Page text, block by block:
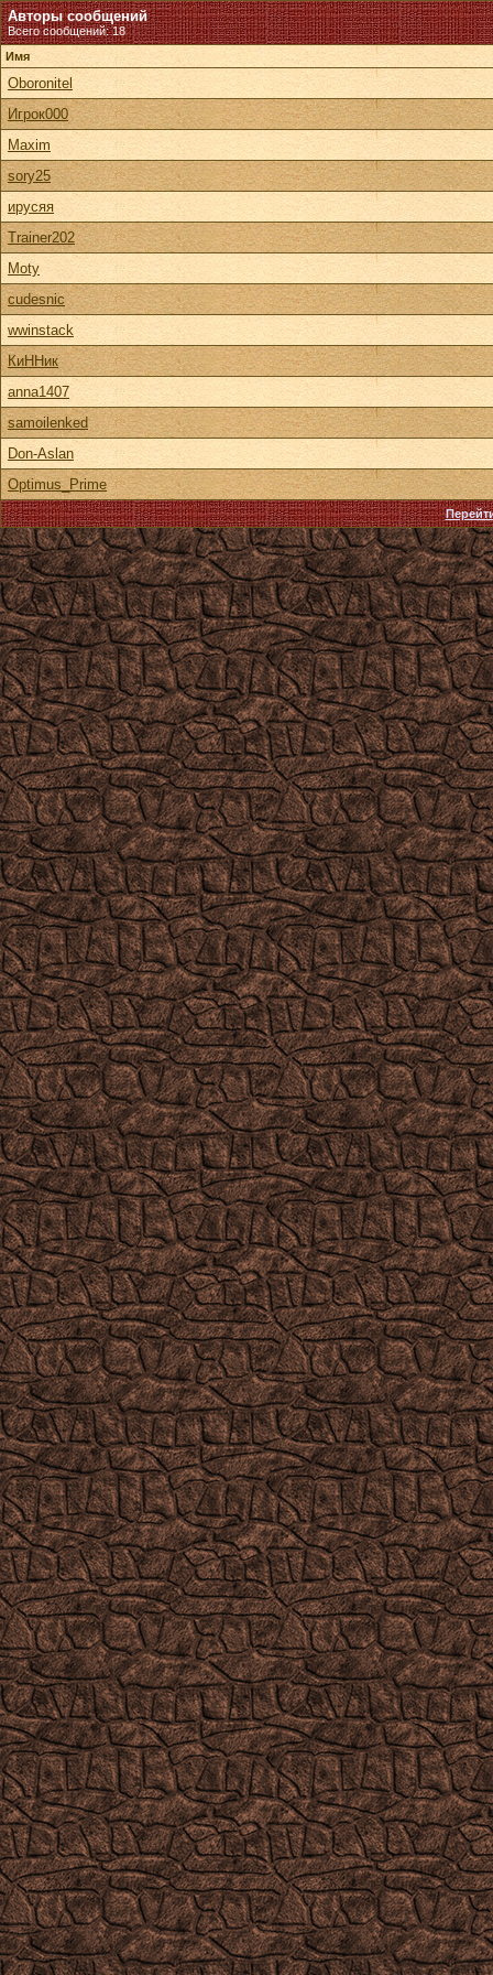
Авторы сообщений
Всего сообщений: 18
Имя
Oboronitel
Игрок000
Maxim
sory25
ирусяя
Trainer202
Moty
cudesnic
wwinstack
КиННик
anna1407
samoilenked
Don-Aslan
Optimus_Prime